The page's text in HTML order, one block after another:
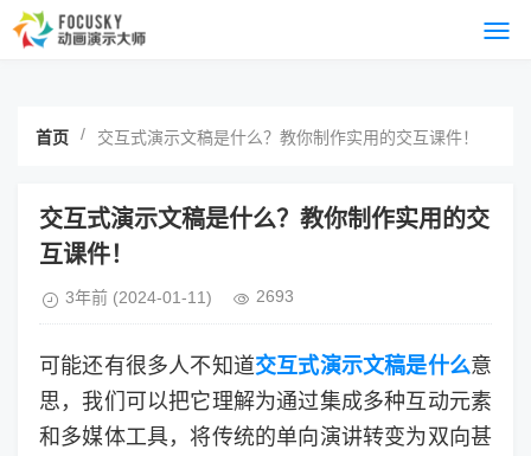
首页 / 交互式演示文稿是什么？教你制作实用的交互课件！
交互式演示文稿是什么？教你制作实用的交
互课件！
3年前 (2024-01-11) 2693
可能还有很多人不知道交互式演示文稿是什么意
思，我们可以把它理解为通过集成多种互动元素
和多媒体工具，将传统的单向演讲转变为双向甚